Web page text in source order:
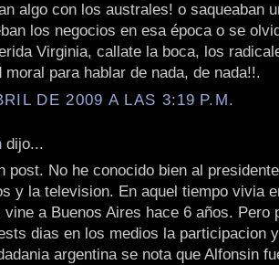
algo con los australes! o saqueaban
los negocios en esa época o se
Virginia, callate la boca, los
moral para hablar de nada, de nada!!.
DE 2009 A LAS 3:19 P.M.
dijo...
post. No he conocido bien al
y la television. En aquel tiempo vivia
vine a Buenos Aires hace 6 años. Pero
dias en los medios la participacion
argentina se nota que Alfonsin